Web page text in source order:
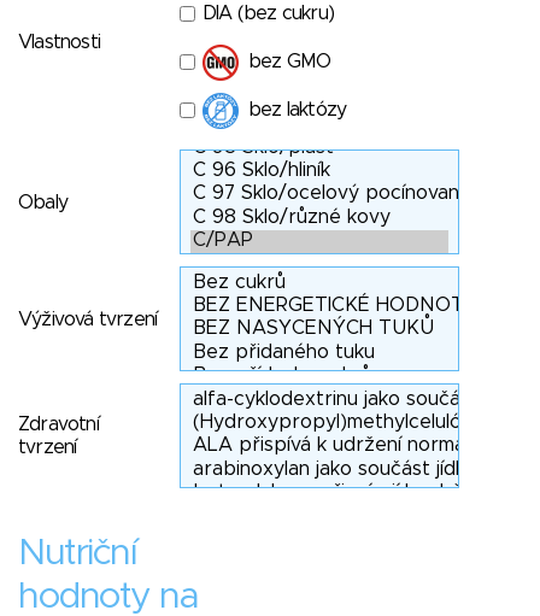
Vlastnosti
DIA (bez cukru)
bez GMO
bez laktózy
Obaly
Výživová tvrzení
Zdravotní
tvrzení
Nutriční
hodnoty na